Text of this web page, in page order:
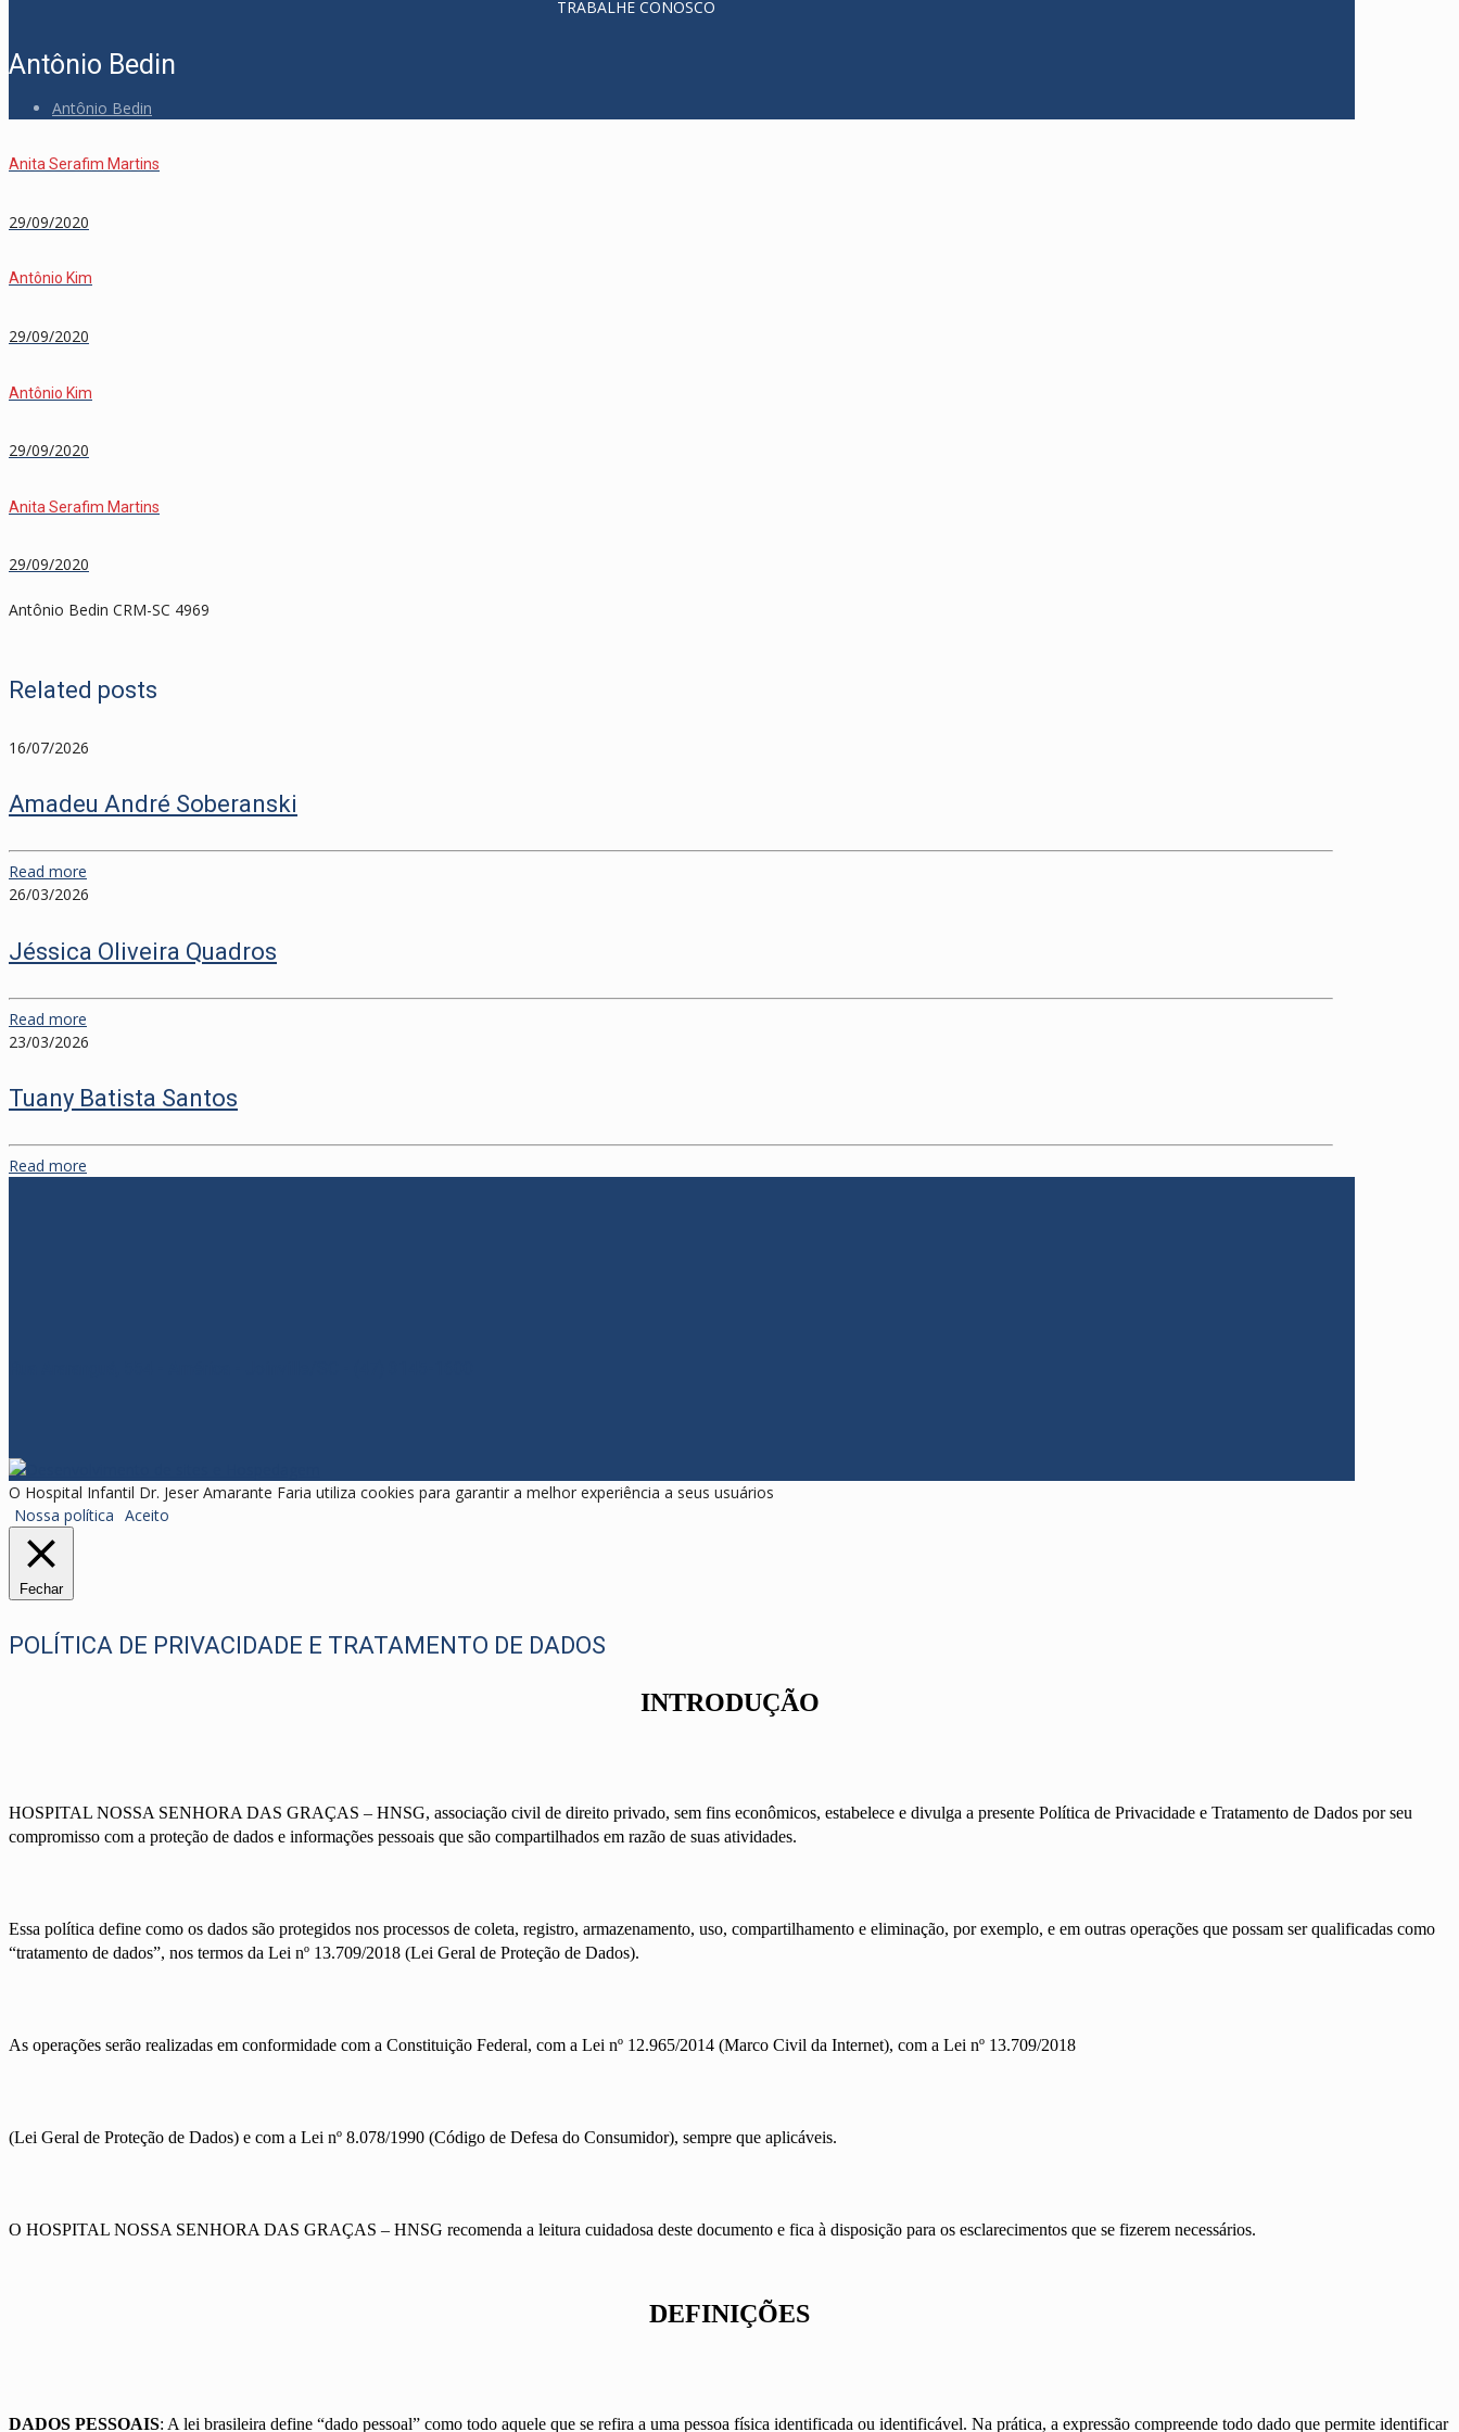
TRABALHE CONOSCO
Antônio Bedin
Antônio Bedin
Anita Serafim Martins
29/09/2020
Antônio Kim
29/09/2020
Antônio Kim
29/09/2020
Anita Serafim Martins
29/09/2020
Antônio Bedin CRM-SC 4969
Related posts
16/07/2026
Amadeu André Soberanski
Read more
26/03/2026
Jéssica Oliveira Quadros
Read more
23/03/2026
Tuany Batista Santos
Read more
O Hospital Infantil Dr. Jeser Amarante Faria utiliza cookies para garantir a melhor experiência a seus usuários
Nossa política Aceito
Fechar
POLÍTICA DE PRIVACIDADE E TRATAMENTO DE DADOS
INTRODUÇÃO
HOSPITAL NOSSA SENHORA DAS GRAÇAS – HNSG, associação civil de direito privado, sem fins econômicos, estabelece e divulga a presente Política de Privacidade e Tratamento de Dados por seu
compromisso com a proteção de dados e informações pessoais que são compartilhados em razão de suas atividades.
Essa política define como os dados são protegidos nos processos de coleta, registro, armazenamento, uso, compartilhamento e eliminação, por exemplo, e em outras operações que possam ser qualificadas como
“tratamento de dados”, nos termos da Lei nº 13.709/2018 (Lei Geral de Proteção de Dados).
As operações serão realizadas em conformidade com a Constituição Federal, com a Lei nº 12.965/2014 (Marco Civil da Internet), com a Lei nº 13.709/2018
(Lei Geral de Proteção de Dados) e com a Lei nº 8.078/1990 (Código de Defesa do Consumidor), sempre que aplicáveis.
O HOSPITAL NOSSA SENHORA DAS GRAÇAS – HNSG recomenda a leitura cuidadosa deste documento e fica à disposição para os esclarecimentos que se fizerem necessários.
DEFINIÇÕES
DADOS PESSOAIS: A lei brasileira define “dado pessoal” como todo aquele que se refira a uma pessoa física identificada ou identificável. Na prática, a expressão compreende todo dado que permite identificar